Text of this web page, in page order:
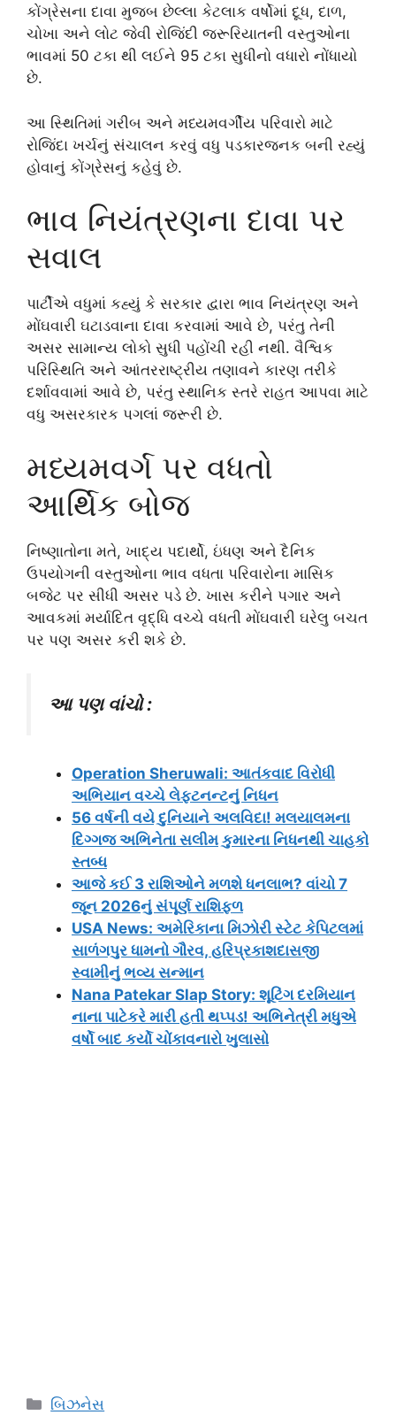
કોંગ્રેસના દાવા મુજબ છેલ્લા કેટલાક વર્ષોમાં દૂધ, દાળ,
ચોખા અને લોટ જેવી રોજિંદી જરૂરિયાતની વસ્તુઓના
ભાવમાં 50 ટકા થી લઈને 95 ટકા સુધીનો વધારો નોંધાયો
છે.
આ સ્થિતિમાં ગરીબ અને મધ્યમવર્ગીય પરિવારો માટે
રોજિંદા ખર્ચનું સંચાલન કરવું વધુ પડકારજનક બની રહ્યું
હોવાનું કોંગ્રેસનું કહેવું છે.
ભાવ નિયંત્રણના દાવા પર
સવાલ
પાર્ટીએ વધુમાં કહ્યું કે સરકાર દ્વારા ભાવ નિયંત્રણ અને
મોંઘવારી ઘટાડવાના દાવા કરવામાં આવે છે, પરંતુ તેની
અસર સામાન્ય લોકો સુધી પહોંચી રહી નથી. વૈશ્વિક
પરિસ્થિતિ અને આંતરરાષ્ટ્રીય તણાવને કારણ તરીકે
દર્શાવવામાં આવે છે, પરંતુ સ્થાનિક સ્તરે રાહત આપવા માટે
વધુ અસરકારક પગલાં જરૂરી છે.
મધ્યમવર્ગ પર વધતો
આર્થિક બોજ
નિષ્ણાતોના મતે, ખાદ્ય પદાર્થો, ઇંધણ અને દૈનિક
ઉપયોગની વસ્તુઓના ભાવ વધતા પરિવારોના માસિક
બજેટ પર સીધી અસર પડે છે. ખાસ કરીને પગાર અને
આવકમાં મર્યાદિત વૃદ્ધિ વચ્ચે વધતી મોંઘવારી ઘરેલુ બચત
પર પણ અસર કરી શકે છે.
આ પણ વાંચો :
Operation Sheruwali: આતંકવાદ વિરોધી
અભિયાન વચ્ચે લેફ્ટનન્ટનું નિધન
56 વર્ષની વયે દુનિયાને અલવિદા! મલયાલમના
દિગ્ગજ અભિનેતા સલીમ કુમારના નિધનથી ચાહકો
સ્તબ્ધ
આજે કઈ 3 રાશિઓને મળશે ધનલાભ? વાંચો 7
જૂન 2026નું સંપૂર્ણ રાશિફળ
USA News: અમેરિકાના મિઝોરી સ્ટેટ કેપિટલમાં
સાળંગપુર ધામનો ગૌરવ, હરિપ્રકાશદાસજી
સ્વામીનું ભવ્ય સન્માન
Nana Patekar Slap Story: શૂટિંગ દરમિયાન
નાના પાટેકરે મારી હતી થપ્પડ! અભિનેત્રી મધુએ
વર્ષો બાદ કર્યો ચોંકાવનારો ખુલાસો
Categories
બિઝનેસ